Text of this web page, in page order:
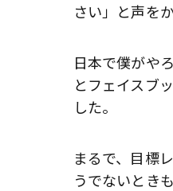
さい」と声を
日本で僕がや
とフェイスブ
した。
まるで、目標
うでないとき